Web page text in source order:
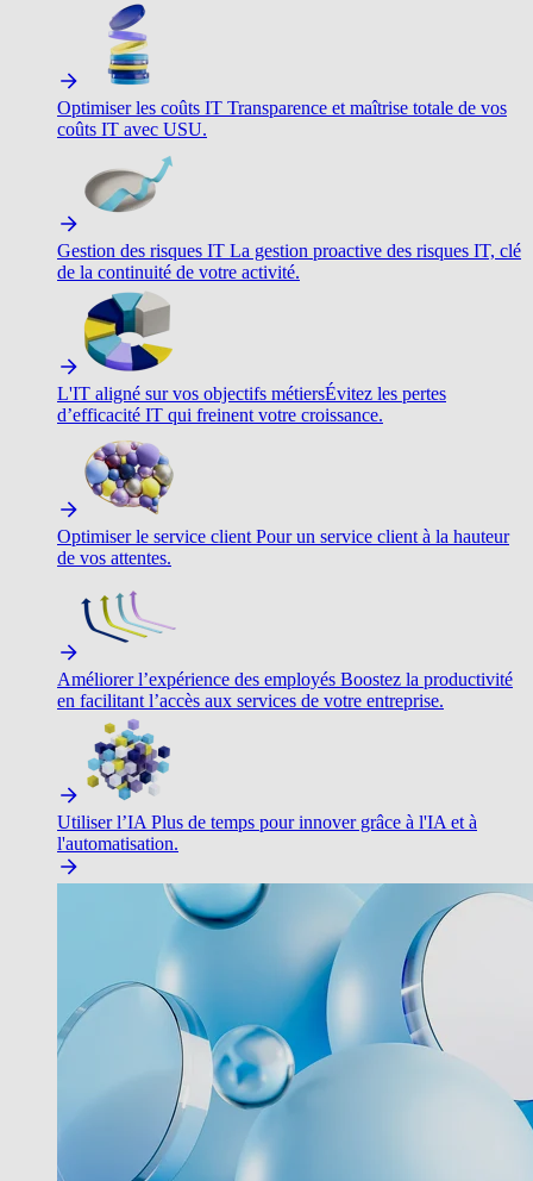
Optimiser les coûts IT Transparence et maîtrise totale de vos
coûts IT avec USU.
Gestion des risques IT La gestion proactive des risques IT, clé
de la continuité de votre activité.
L'IT aligné sur vos objectifs métiersÉvitez les pertes
d’efficacité IT qui freinent votre croissance.
Optimiser le service client Pour un service client à la hauteur
de vos attentes.
Améliorer l’expérience des employés Boostez la productivité
en facilitant l’accès aux services de votre entreprise.
Utiliser l’IA Plus de temps pour innover grâce à l'IA et à
l'automatisation.